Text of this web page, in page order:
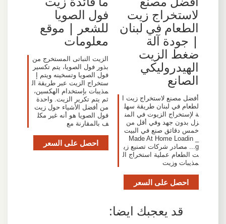
لاستخراج زيت
الطعام في لبنان
| جودة آلة
ضغط الزيت
الهيدروليكي
الصانع
أفضل مصنع لاستخراج زيت ا
لطعام في لبنان طريقة سهل
ة لإستخراج الزيوت في المن
زل بدون جهد وفي أقل من
خمس دقائق صنع في البيت
_ Made At Home Loadin
g... مصادر شركات تصنيع زي
ت الطعام عملية استخراج ال
مذيبات وزيت
احصل على السعر
فول الصويا
للشعر | موقع
معلومات
الزيت النباتى المستخرج من
بذور فول الصويا، يتم تكسير
فول الصويا وتسخينه ويتم إ
ستخراج الزيت عبر طريقة ال
مذيبات بإستخدام الهكسين،
ثم يتم تكرير الزيت. واحدة
من أفضل الأشياء حول زيت
فول الصويا هو أنه غير مكل
ف بالمقارنة مع
احصل على السعر
قد يعجبك ايضا: